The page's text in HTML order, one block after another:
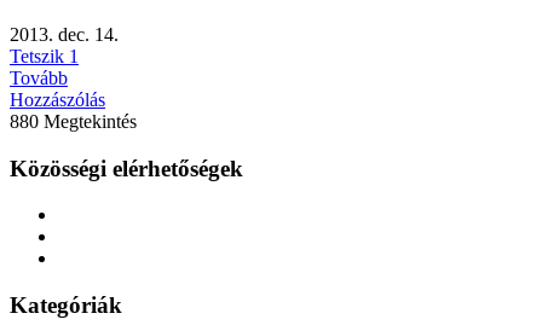
2013. dec. 14.
Tetszik 1
Tovább
Hozzászólás
880 Megtekintés
Közösségi elérhetőségek
Kategóriák